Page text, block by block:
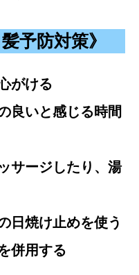
予防対策》
がける
良いと感じる時間
サージしたり、湯
日焼け止めを使う
併用する